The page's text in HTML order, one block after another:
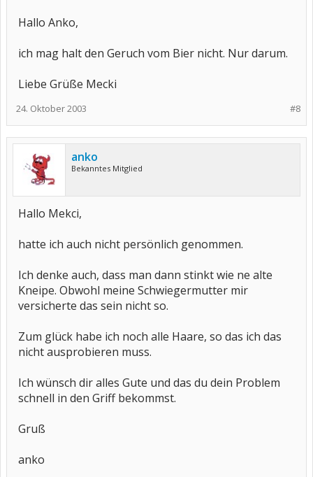
Hallo Anko,
ich mag halt den Geruch vom Bier nicht. Nur darum.
Liebe Grüße Mecki
#8
24. Oktober 2003
anko
Bekanntes Mitglied
Hallo Mekci,
hatte ich auch nicht persönlich genommen.
Ich denke auch, dass man dann stinkt wie ne alte
Kneipe. Obwohl meine Schwiegermutter mir
versicherte das sein nicht so.
Zum glück habe ich noch alle Haare, so das ich das
nicht ausprobieren muss.
Ich wünsch dir alles Gute und das du dein Problem
schnell in den Griff bekommst.
Gruß
anko